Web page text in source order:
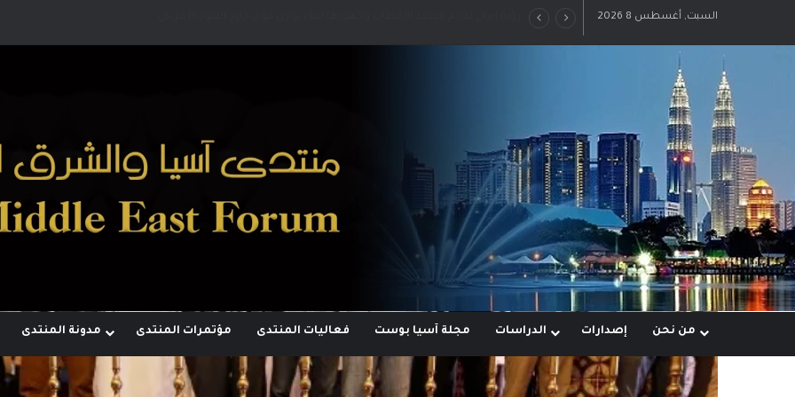
السبت, أغسطس 8 2026
من نحن إصدارات الدراسات مجلة آسيا بوست فعاليات المنتدى مؤتمرات المنتدى مدونة المنتدى